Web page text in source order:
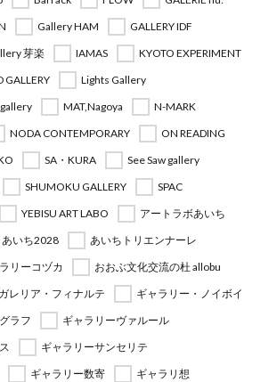
Gallery HAM
GALLERY IDF
芽楽 IAMAS
KYOTO EXPERIMENT
GALLERY
Lights Gallery
MAT,Nagoya
N-MARK
NODA CONTEMPORARY
ON READING
SA・KURA
See Saw gallery
SHUMOKU GALLERY
SPAC
YEBISU ART LABO
アートラボあいち
あいち2028
あいちトリエンナーレ
リーコヅカ
おおぶ文化交流の杜 allobu
ガレリア・フィナルテ
ギャラリー・ノイボイ
ラフ
ギャラリーヴァルール
ギャラリーサンセリテ
ギャラリー数寄
ギャラリ想